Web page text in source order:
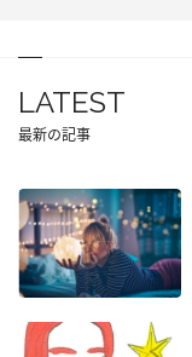
LATEST
最新の記事